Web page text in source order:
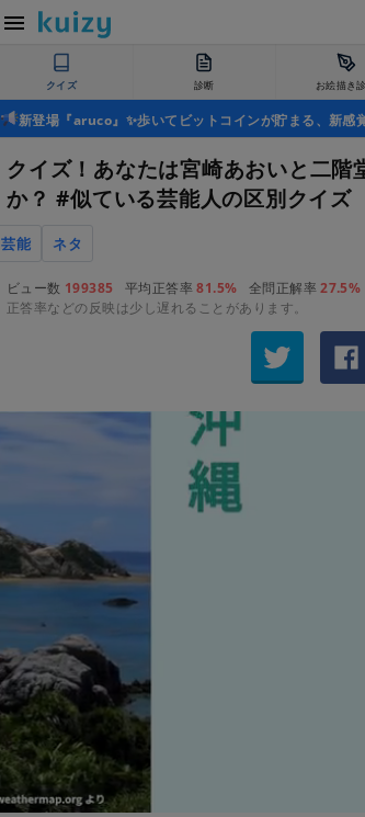
クイズ 診断 お絵描き
新登場『aruco』✨歩いてビットコインが貯まる、新感
クイズ！あなたは宮崎あおいと二
か？ #似ている芸能人の区別クイズ
芸能 ネタ
ビュー数 199385 平均正答率81.5% 全問正解率27.5%
正答率などの反映は少し遅れることがあります。